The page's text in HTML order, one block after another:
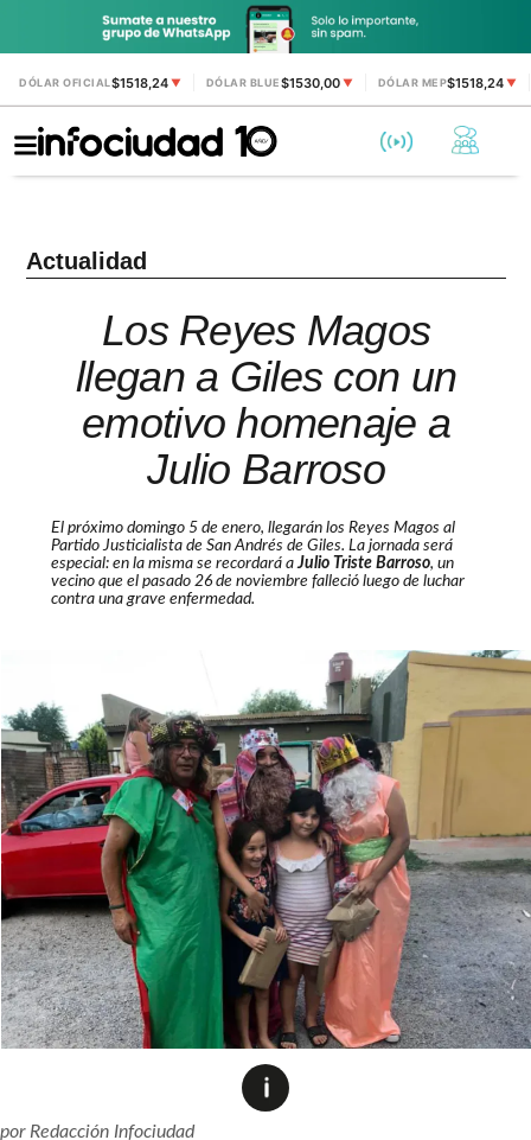
DÓLAR OFICIAL$1518,24 ▼ DÓLAR BLUE$1530,00 ▼ DÓLAR MEP$1518,24▼
Actualidad
Los Reyes Magos
llegan a Giles con un
emotivo homenaje a
Julio Barroso
El próximo domingo 5 de enero, llegarán los Reyes Magos al
Partido Justicialista de San Andrés de Giles. La jornada será
especial: en la misma se recordará aJulio Triste Barroso, un
vecino que el pasado 26 de noviembre falleció luego de luchar
contra una grave enfermedad.
porRedacción Infociudad